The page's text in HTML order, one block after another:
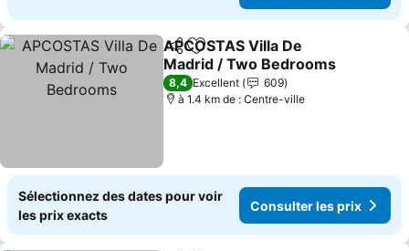
PartagerAjouter à mes favoris
APCOSTAS Villa De
Madrid / Two Bedrooms
8,4 Excellent
609
à 1.4 km de : Centre-ville
Sélectionnez des dates pour voir
les prix exacts
Consulter les prix